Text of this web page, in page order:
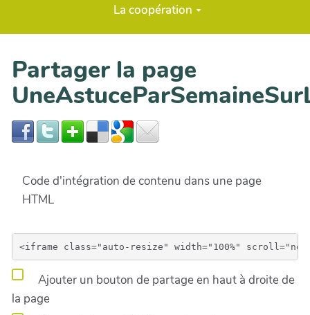
La coopération
Partager la page
Code d'intégration de contenu dans une page
HTML
Ajouter un bouton de partage en haut à droite de
la page